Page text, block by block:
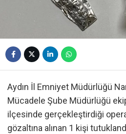
Aydın İl Emniyet Müdürlüğü
Mücadele Şube Müdürlüğü
ilçesinde gerçekleştirdiği
gözaltına alınan 1 kişi